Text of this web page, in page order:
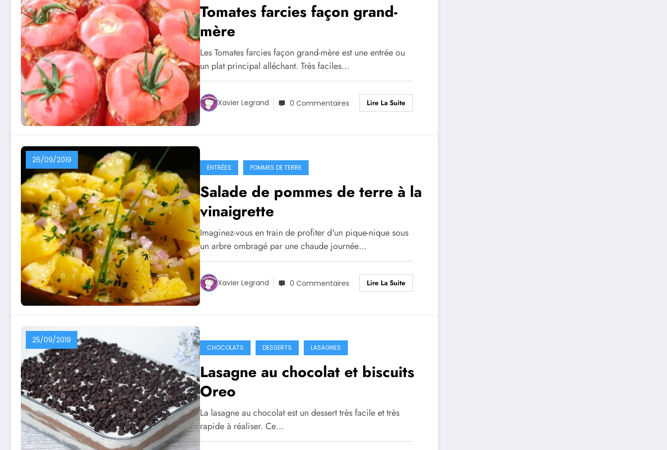
Tomates farcies façon grand-
mère
Les Tomates farcies façon grand-mère est une entrée ou
un plat principal alléchant. Très faciles…
Xavier Legrand 0 Commentaires Lire La Suite
26/09/2019
ENTRÉES POMMES DE TERRE
Salade de pommes de terre à la
vinaigrette
Imaginez-vous en train de profiter d'un pique-nique sous
un arbre ombragé par une chaude journée…
Xavier Legrand 0 Commentaires Lire La Suite
25/09/2019
CHOCOLATS DESSERTS LASAGNES
Lasagne au chocolat et biscuits
Oreo
La lasagne au chocolat est un dessert très facile et très
rapide à réaliser. Ce…